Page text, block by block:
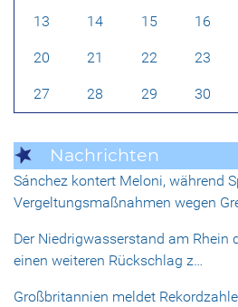
13 14 15 16
20 21 22 23
27 28 29 30
Nachrichten
Sánchez kontert Meloni, während
Vergeltungsmaßnahmen wegen
Der Niedrigwasserstand am Rhein
einen weiteren Rückschlag z…
Großbritannien meldet